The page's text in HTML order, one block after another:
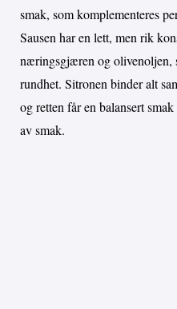
smak, som komplementeres
Sausen har en lett, men rik
næringsgjæren og olivenoljen,
rundhet. Sitronen binder alt
og retten får en balansert
av smak.